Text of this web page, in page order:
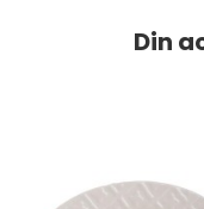
Din